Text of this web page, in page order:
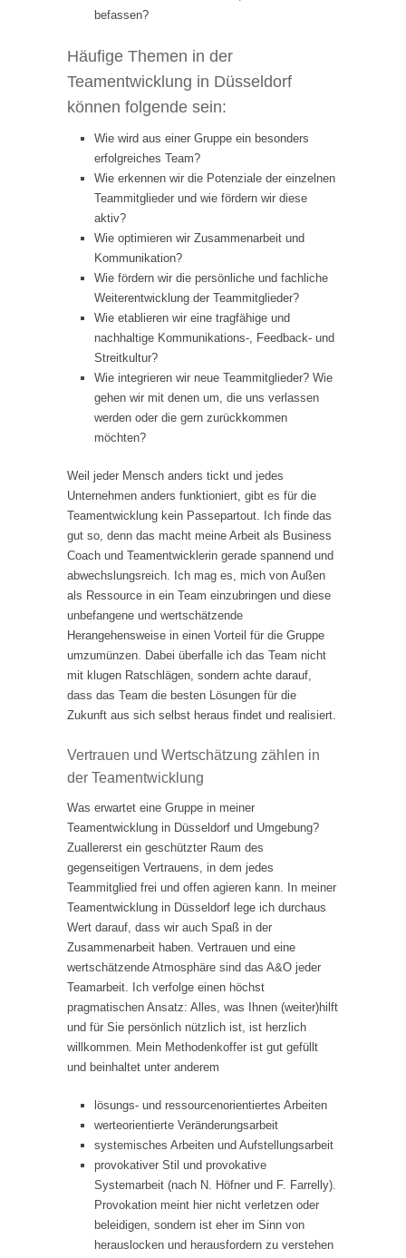
befassen?
Häufige Themen in der
Teamentwicklung in Düsseldorf
können folgende sein:
Wie wird aus einer Gruppe ein besonders
erfolgreiches Team?
Wie erkennen wir die Potenziale der einzelnen
Teammitglieder und wie fördern wir diese
aktiv?
Wie optimieren wir Zusammenarbeit und
Kommunikation?
Wie fördern wir die persönliche und fachliche
Weiterentwicklung der Teammitglieder?
Wie etablieren wir eine tragfähige und
nachhaltige Kommunikations-, Feedback- und
Streitkultur?
Wie integrieren wir neue Teammitglieder? Wie
gehen wir mit denen um, die uns verlassen
werden oder die gern zurückkommen
möchten?
Weil jeder Mensch anders tickt und jedes
Unternehmen anders funktioniert, gibt es für die
Teamentwicklung kein Passepartout. Ich finde das
gut so, denn das macht meine Arbeit als Business
Coach und Teamentwicklerin gerade spannend und
abwechslungsreich. Ich mag es, mich von Außen
als Ressource in ein Team einzubringen und diese
unbefangene und wertschätzende
Herangehensweise in einen Vorteil für die Gruppe
umzumünzen. Dabei überfalle ich das Team nicht
mit klugen Ratschlägen, sondern achte darauf,
dass das Team die besten Lösungen für die
Zukunft aus sich selbst heraus findet und realisiert.
Vertrauen und Wertschätzung zählen in
der Teamentwicklung
Was erwartet eine Gruppe in meiner
Teamentwicklung in Düsseldorf und Umgebung?
Zuallererst ein geschützter Raum des
gegenseitigen Vertrauens, in dem jedes
Teammitglied frei und offen agieren kann. In meiner
Teamentwicklung in Düsseldorf lege ich durchaus
Wert darauf, dass wir auch Spaß in der
Zusammenarbeit haben. Vertrauen und eine
wertschätzende Atmosphäre sind das A&O jeder
Teamarbeit. Ich verfolge einen höchst
pragmatischen Ansatz: Alles, was Ihnen (weiter)hilft
und für Sie persönlich nützlich ist, ist herzlich
willkommen. Mein Methodenkoffer ist gut gefüllt
und beinhaltet unter anderem
lösungs- und ressourcenorientiertes Arbeiten
werteorientierte Veränderungsarbeit
systemisches Arbeiten und Aufstellungsarbeit
provokativer Stil und provokative
Systemarbeit (nach N. Höfner und F. Farrelly).
Provokation meint hier nicht verletzen oder
beleidigen, sondern ist eher im Sinn von
herauslocken und herausfordern zu verstehen